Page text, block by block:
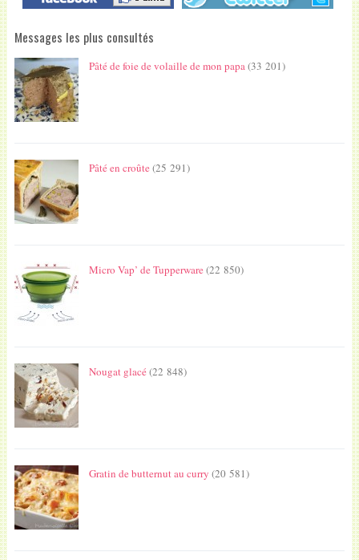
Messages les plus consultés
Pâté de foie de volaille de mon papa(33 201)
Pâté en croûte(25 291)
Micro Vap’ de Tupperware(22 850)
Nougat glacé(22 848)
Gratin de butternut au curry (20 581)